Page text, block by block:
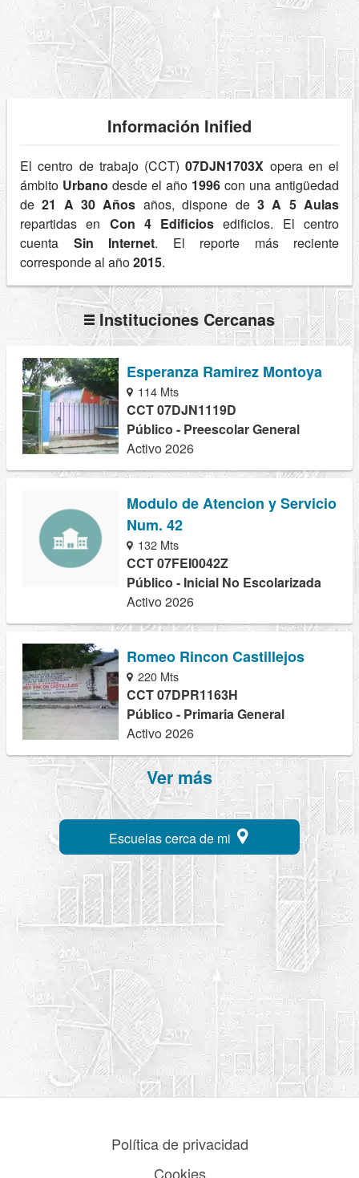
Información Inified
El centro de trabajo (CCT)07DJN1703X opera en el
ámbito Urbano desde el año 1996 con una antigüedad
de21 A 30 Años años, dispone de 3 A 5 Aulas
repartidas en Con 4 Edificios edificios. El centro
cuenta Sin Internet. El reporte más reciente
corresponde al año2015.
Instituciones Cercanas
Esperanza Ramirez Montoya
114 Mts
CCT 07DJN1119D
Público - Preescolar General
Activo 2026
Modulo de Atencion y Servicio
Num. 42
132 Mts
CCT 07FEI0042Z
Público - Inicial No Escolarizada
Activo 2026
Romeo Rincon Castillejos
220 Mts
CCT 07DPR1163H
Público - Primaria General
Activo 2026
Ver más
Escuelas cerca de mi
Política de privacidad
Cookies